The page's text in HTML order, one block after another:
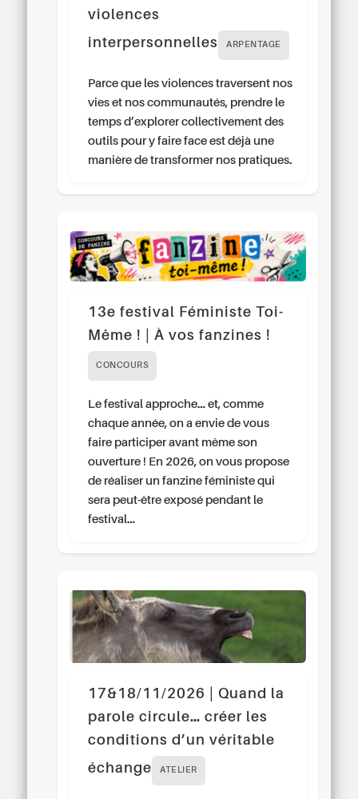
violences
interpersonnelles
ARPENTAGE
Parce que les violences traversent nos
vies et nos communautés, prendre le
temps d’explorer collectivement des
outils pour y faire face est déjà une
manière de transformer nos pratiques.
13e festival Féministe Toi-
Même ! | À vos fanzines !
CONCOURS
Le festival approche… et, comme
chaque année, on a envie de vous
faire participer avant même son
ouverture ! En 2026, on vous propose
de réaliser un fanzine féministe qui
sera peut-être exposé pendant le
festival…
17&18/11/2026 | Quand la
parole circule… créer les
conditions d’un véritable
échange
ATELIER